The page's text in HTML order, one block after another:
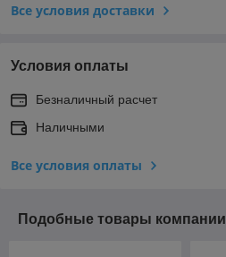
Все условия доставки
Условия оплаты
Безналичный расчет
Наличными
Все условия оплаты
Подобные товары компании